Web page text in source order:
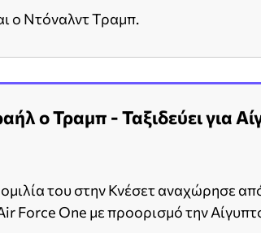
ο Ντόναλντ Τραμπ.
ο Τραμπ - Ταξιδεύει για
του στην Κνέσετ αναχώρησε
Force One με προορισμό την